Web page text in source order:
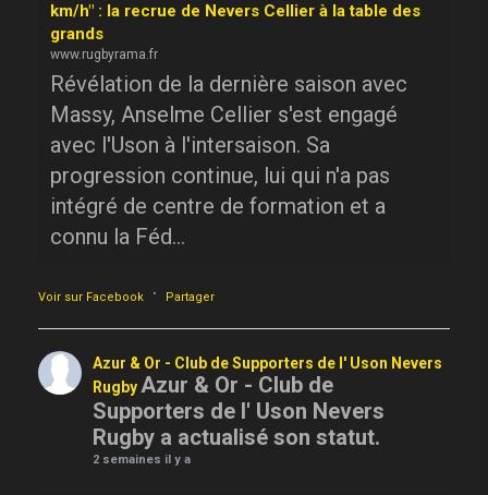
km/h" : la recrue de Nevers Cellier à la table des
grands
www.rugbyrama.fr
Révélation de la dernière saison avec
Massy, Anselme Cellier s'est engagé
avec l'Uson à l'intersaison. Sa
progression continue, lui qui n'a pas
intégré de centre de formation et a
connu la Féd...
Voir sur Facebook · Partager
Azur & Or - Club de Supporters de l' Uson Nevers
RugbyAzur & Or - Club de
Supporters de l' Uson Nevers
Rugby a actualisé son statut.
2 semaines il y a